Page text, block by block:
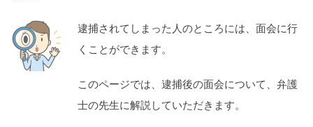
四国
徳島
逮捕されてしまった人のところには、面会に行
くことができます。
このページでは、逮捕後の面会について、弁護
士の先生に解説していただきます。